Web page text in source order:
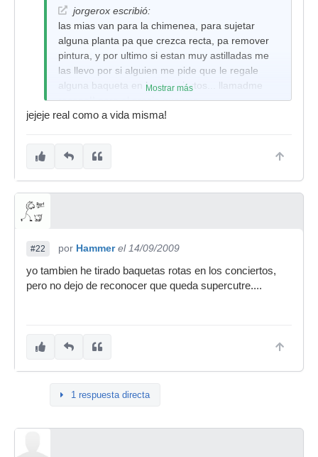
jorgerox escribió:
las mias van para la chimenea, para sujetar
alguna planta pa que crezca recta, pa remover
pintura, y por ultimo si estan muy astilladas me
las llevo por si alguien me pide que le regale
alguna baqueta en los conciertos... llamadme
racano!! pero al precio que van...
Mostrar más
jejeje real como a vida misma!
#22 por Hammer el 14/09/2009
yo tambien he tirado baquetas rotas en los conciertos,
pero no dejo de reconocer que queda supercutre....
1 respuesta directa